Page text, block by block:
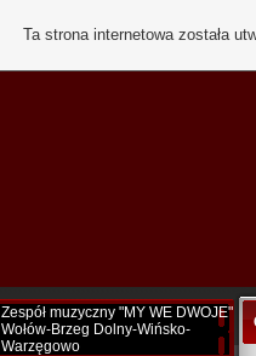
Zespół muzyczny "MY WE DWOJE"
Wołów-Brzeg Dolny-Wińsko-
Warzęgowo
Ta strona internetowa została